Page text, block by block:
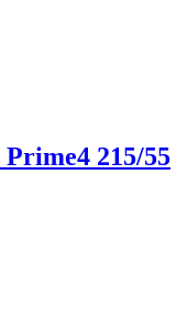
Prime4 215/55